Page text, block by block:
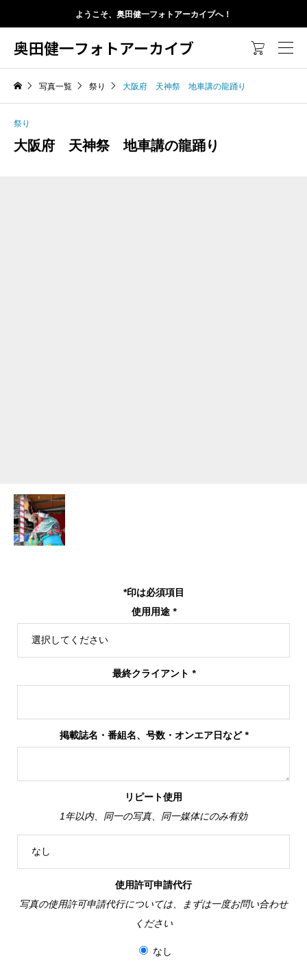
ようこそ、奥田健一フォトアーカイブへ！
奥田健一フォトアーカイブ 
写真一覧 祭り 大阪府 天神祭 地車講の龍踊り
祭り
大阪府 天神祭 地車講の龍踊り
*印は必須項目
使用用途 *
最終クライアント *
掲載誌名・番組名、号数・オンエア日など*
リピート使用
1年以内、同一の写真、同一媒体にのみ有効
使用許可申請代行
写真の使用許可申請代行については、まずは一度お問い合わせ
ください
なし